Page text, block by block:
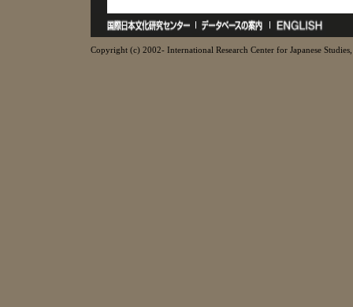
Copyright (c) 2002- International Research Center for Japanese